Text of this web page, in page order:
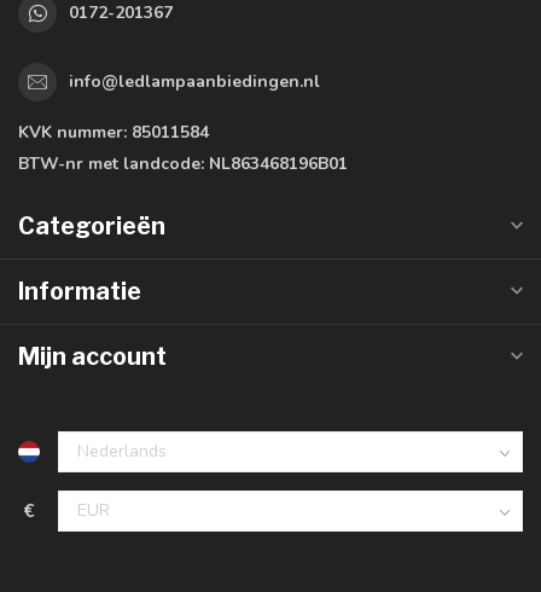
0172-201367
info@ledlampaanbiedingen.nl
KVK nummer: 85011584
BTW-nr met landcode: NL863468196B01
Categorieën
Informatie
Mijn account
€